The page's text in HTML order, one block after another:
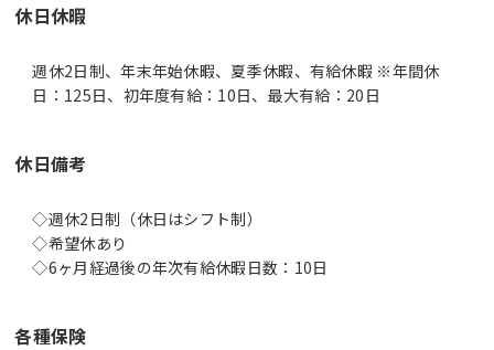
休日休暇
週休2日制、年末年始休暇、夏季休暇、有給休暇 ※年間休
日：125日、初年度有給：10日、最大有給：20日
休日備考
◇週休2日制（休日はシフト制）
◇希望休あり
◇6ヶ月経過後の年次有給休暇日数：10日
各種保険